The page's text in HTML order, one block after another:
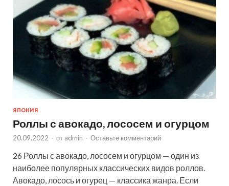
ЯПОНИЯ
Роллы с авокадо, лососем и огурцом
20.09.2022 - от admin - Оставьте комментарий
26 Роллы с авокадо, лососем и огурцом — один из
наиболее популярных классических видов роллов.
Авокадо, лосось и огурец — классика жанра. Если